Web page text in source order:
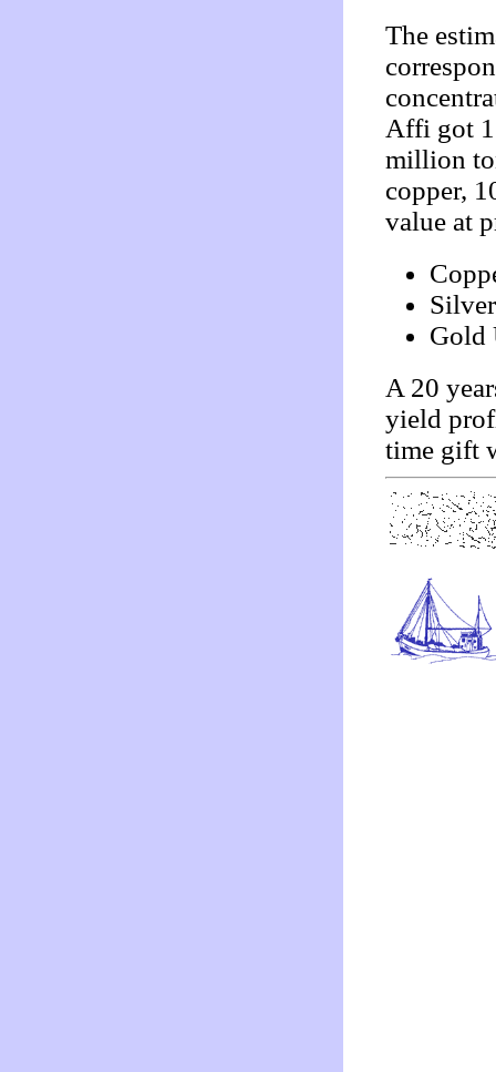
The
Affi got
million
copper,
value at
Gold
A 20
yield
time gift